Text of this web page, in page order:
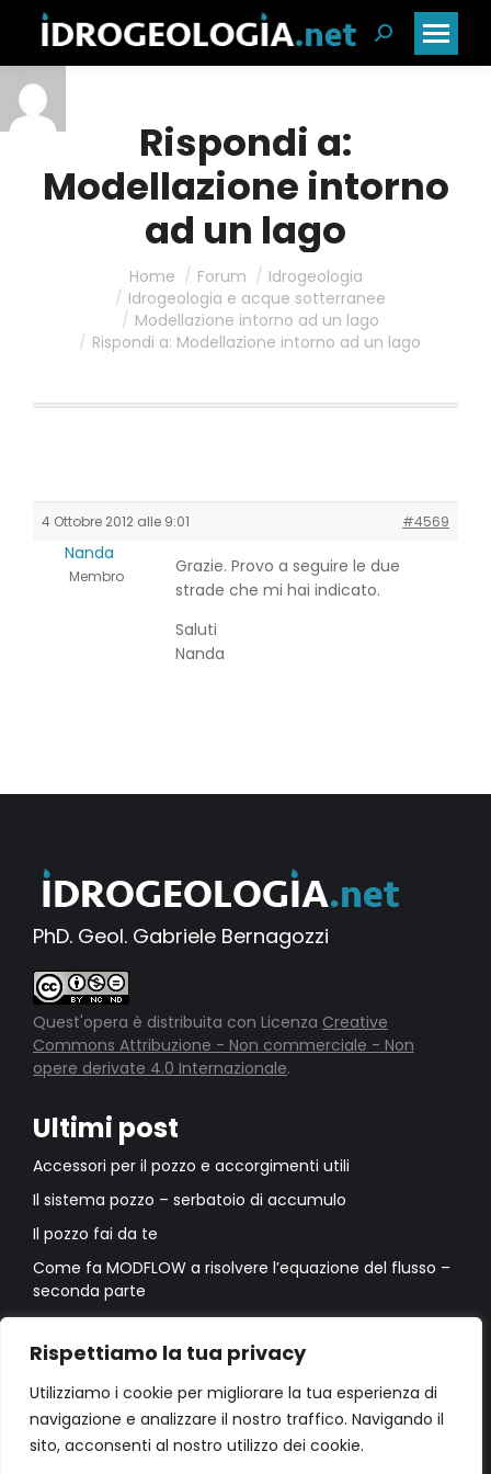
Rispettiamo la tua privacy
Utilizziamo i cookie per migliorare la tua esperienza di
navigazione e analizzare il nostro traffico. Navigando il
sito, acconsenti al nostro utilizzo dei cookie.
Cerca:
Rispondi a:
Modellazione intorno
ad un lago
Home Forum
Idrogeologia
Idrogeologia e acque sotterranee
Modellazione intorno ad un lago
Rispondi a: Modellazione intorno ad un lago
4 Ottobre 2012 alle 9:01 #4569
Nanda
Membro
Grazie. Provo a seguire le due
strade che mi hai indicato.
Saluti
Nanda
PhD. Geol. Gabriele Bernagozzi
Quest'opera è distribuita con Licenza Creative
Commons Attribuzione - Non commerciale - Non
opere derivate 4.0 Internazionale.
Ultimi post
Accessori per il pozzo e accorgimenti utili
Il sistema pozzo – serbatoio di accumulo
Il pozzo fai da te
Come fa MODFLOW a risolvere l’equazione del flusso –
seconda parte
prima parte